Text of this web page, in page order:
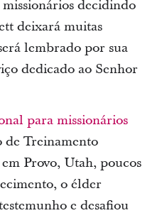
decidindo
deixará muitas
lembrado por sua
dedicado ao Senhor
para missionários
Treinamento
Provo, Utah, poucos
o élder
e desafiou